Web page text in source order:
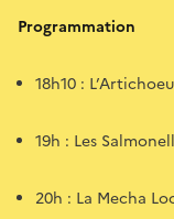
Programmation
18h10 :
19h : Les
20h : La Mecha